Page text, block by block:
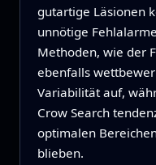
gutartige Läsionen
unnötige
Methoden, wie der
ebenfalls
Variabilität auf,
Crow Search
optimalen
blieben.